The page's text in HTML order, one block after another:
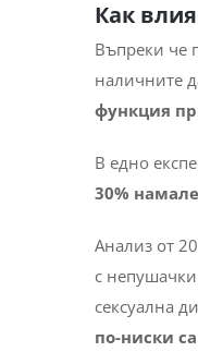
Как
Въпреки че
наличните
функция
В едно
30%
Анализ от
с
сексуална
по-ниски